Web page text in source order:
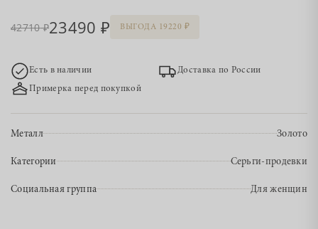
42710 23490 ВЫГОДА 19220
Есть в наличии
Доставка по России
Примерка перед покупкой
Металл Золото
Категории Серьги-продевки
Социальная группа Для женщин